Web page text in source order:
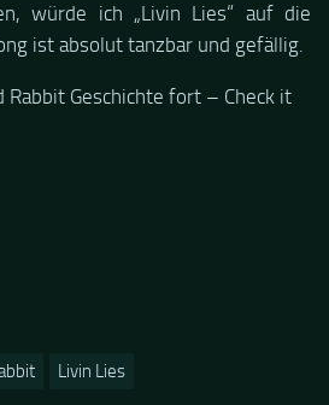
würde ich „Livin Lies“ auf die
ist absolut tanzbar und gefällig.
Rabbit Geschichte fort – Check it
Livin Lies